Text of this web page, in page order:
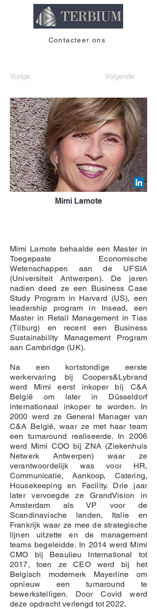
Contacteer ons
Vorige Volgende
Mimi Lamote
Mimi Lamote behaalde een Master in
Toegepaste Economische
Wetenschappen aan de UFSIA
(Universiteit Antwerpen). De jaren
nadien deed ze een Business Case
Study Program in Harvard (US), een
leadership program in Insead, een
Master in Retail Management in Tias
(Tilburg) en recent een Business
Sustainability Management Program
aan Cambridge (UK).
Na een kortstondige eerste
werkervaring bij Coopers&Lybrand
werd Mimi eerst inkoper bij C&A
België om later in Düsseldorf
internationaal inkoper te worden. In
2000 werd ze General Manager van
C&A België, waar ze met haar team
een turnaround realiseerde. In 2006
werd Mimi COO bij ZNA (Ziekenhuis
Netwerk Antwerpen) waar ze
verantwoordelijk was voor HR,
Communicatie, Aankoop, Catering,
Housekeeping en Facility. Drie jaar
later vervoegde ze GrandVision in
Amsterdam als VP voor de
Scandinavische landen, Italie en
Frankrijk waar ze mee de strategische
lijnen uitzette en de management
teams begeleidde. In 2014 werd Mimi
CMO bij Beaulieu International tot
2017, toen ze CEO werd bij het
Belgisch modemerk Mayerline om
opnieuw een turnaround te
bewerkstelligen. Door Covid werd
deze opdracht verlengd tot 2022.